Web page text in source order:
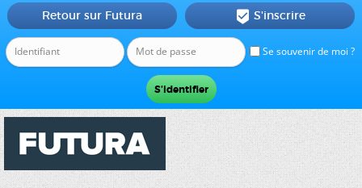
Se souvenir de moi ?
Retour sur Futura  S'inscrire